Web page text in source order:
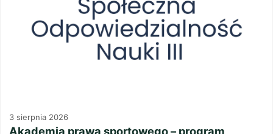
3 sierpnia 2026
Akademia prawa sportowego – program